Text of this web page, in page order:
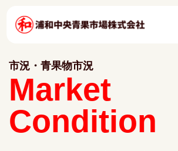
市況・青果物市況
Market
Condition